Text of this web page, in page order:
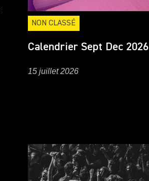
NON CLASSÉ
Calendrier Sept Dec 2026
15 juillet 2026